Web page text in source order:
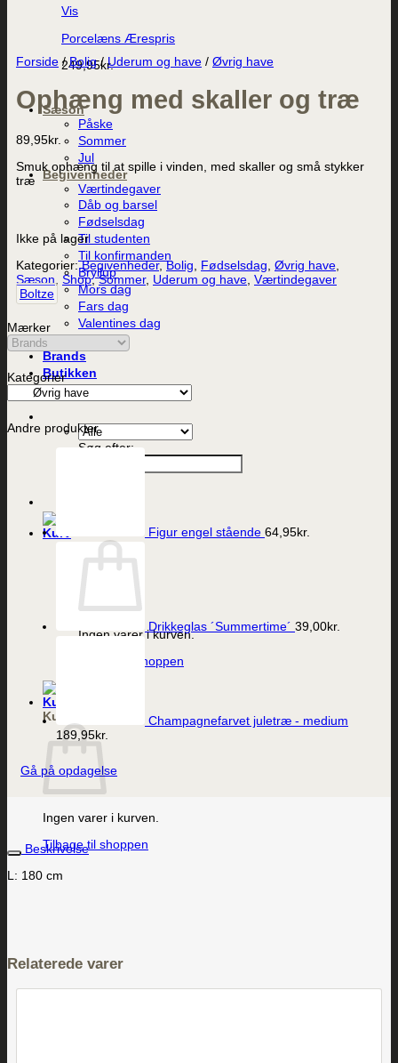
Vis
Porcelæns Ærespris
249,95kr.
Sæson
Påske
Sommer
Jul
Begivenheder
Værtindegaver
Dåb og barsel
Fødselsdag
Til studenten
Til konfirmanden
Bryllup
Mors dag
Fars dag
Valentines dag
Alle produkter
Brands
Butikken
Kontakt
Søg efter:
Ingen varer i kurven.
Tilbage til shoppen
Kurv
Ingen varer i kurven.
Tilbage til shoppen
Forside / Bolig / Uderum og have / Øvrig have
Ophæng med skaller og træ
89,95kr.
Smuk ophæng til at spille i vinden, med skaller og små stykker
træ
Ikke på lager
Kategorier:Begivenheder,Bolig Fødselsdag Øvrig have
Sæson Shop,Sommer, Uderum og have Værtindegaver
Boltze
Mærker
Kategorier
Andre produkter
Figur engel stående 64,95kr.
Drikkeglas ´Summertime´ 39,00kr.
Champagnefarvet juletræ - medium
189,95kr.
Gå på opdagelse
Beskrivelse
L: 180 cm
Relaterede varer